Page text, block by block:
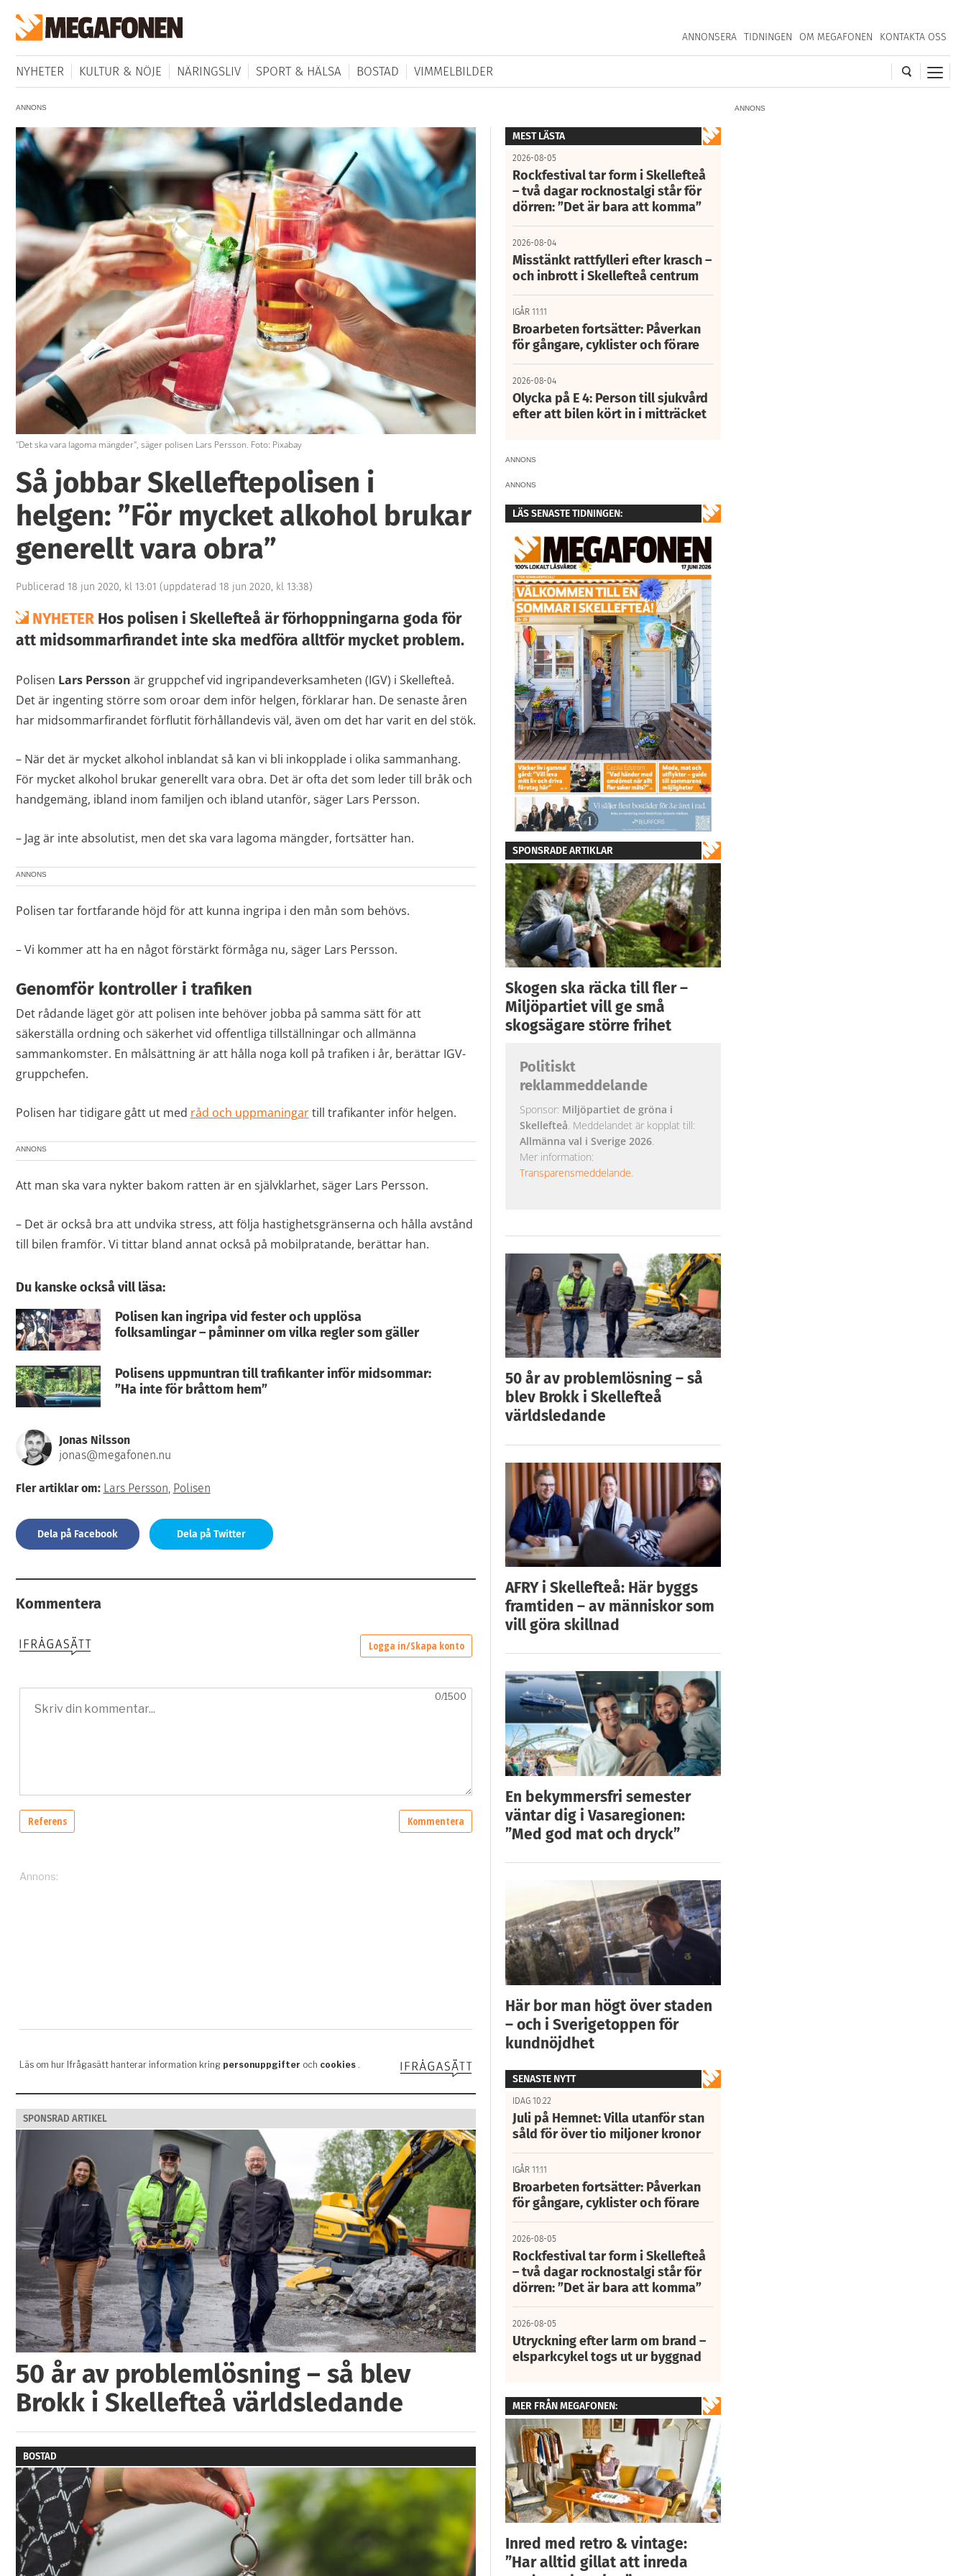
ANNONSERA TIDNINGEN OM MEGAFONEN KONTAKTA OSS
NYHETER KULTUR & NÖJE NÄRINGSLIV SPORT & HÄLSA BOSTAD VIMMELBILDER
ANNONS
ANNONS
"Det ska vara lagoma mängder", säger polisen Lars Persson. Foto: Pixabay
Så jobbar Skelleftepolisen i
helgen: ”För mycket alkohol brukar
generellt vara obra”
Publicerad 18 jun 2020, kl 13:01 (uppdaterad 18 jun 2020, kl 13:38)
NYHETERHos polisen i Skellefteå är förhoppningarna goda för
att midsommarfirandet inte ska medföra alltför mycket problem.
Polisen Lars Persson är gruppchef vid ingripandeverksamheten (IGV) i Skellefteå.
Det är ingenting större som oroar dem inför helgen, förklarar han. De senaste åren
har midsommarfirandet förflutit förhållandevis väl, även om det har varit en del stök.
– När det är mycket alkohol inblandat så kan vi bli inkopplade i olika sammanhang.
För mycket alkohol brukar generellt vara obra. Det är ofta det som leder till bråk och
handgemäng, ibland inom familjen och ibland utanför, säger Lars Persson.
– Jag är inte absolutist, men det ska vara lagoma mängder, fortsätter han.
ANNONS
Polisen tar fortfarande höjd för att kunna ingripa i den mån som behövs.
– Vi kommer att ha en något förstärkt förmåga nu, säger Lars Persson.
Genomför kontroller i trafiken
Det rådande läget gör att polisen inte behöver jobba på samma sätt för att
säkerställa ordning och säkerhet vid offentliga tillställningar och allmänna
sammankomster. En målsättning är att hålla noga koll på trafiken i år, berättar IGV-
gruppchefen.
Polisen har tidigare gått ut med råd och uppmaningartill trafikanter inför helgen.
ANNONS
Att man ska vara nykter bakom ratten är en självklarhet, säger Lars Persson.
– Det är också bra att undvika stress, att följa hastighetsgränserna och hålla avstånd
till bilen framför. Vi tittar bland annat också på mobilpratande, berättar han.
Du kanske också vill läsa:
Polisen kan ingripa vid fester och upplösa
folksamlingar – påminner om vilka regler som gäller
Polisens uppmuntran till trafikanter inför midsommar:
”Ha inte för bråttom hem”
Jonas Nilsson
jonas@megafonen.nu
Fler artiklar om: Lars Persson, Polisen
Dela på Facebook Dela på Twitter
Kommentera
SPONSRAD ARTIKEL
50 år av problemlösning – så blev
Brokk i Skellefteå världsledande
BOSTAD
MEST LÄSTA
2026-08-05
Rockfestival tar form i Skellefteå
– två dagar rocknostalgi står för
dörren: ”Det är bara att komma”
2026-08-04
Misstänkt rattfylleri efter krasch –
och inbrott i Skellefteå centrum
IGÅR 11:11
Broarbeten fortsätter: Påverkan
för gångare, cyklister och förare
2026-08-04
Olycka på E 4: Person till sjukvård
efter att bilen kört in i mitträcket
ANNONS
ANNONS
LÄS SENASTE TIDNINGEN:
SPONSRADE ARTIKLAR
Skogen ska räcka till fler –
Miljöpartiet vill ge små
skogsägare större frihet
Politiskt
reklammeddelande
Sponsor: Miljöpartiet de gröna i
Skellefteå. Meddelandet är kopplat till:
Allmänna val i Sverige 2026.
Mer information:
Transparensmeddelande.
50 år av problemlösning – så
blev Brokk i Skellefteå
världsledande
AFRY i Skellefteå: Här byggs
framtiden – av människor som
vill göra skillnad
En bekymmersfri semester
väntar dig i Vasaregionen:
”Med god mat och dryck”
Här bor man högt över staden
– och i Sverigetoppen för
kundnöjdhet
SENASTE NYTT
IDAG 10:22
Juli på Hemnet: Villa utanför stan
såld för över tio miljoner kronor
IGÅR 11:11
Broarbeten fortsätter: Påverkan
för gångare, cyklister och förare
2026-08-05
Rockfestival tar form i Skellefteå
– två dagar rocknostalgi står för
dörren: ”Det är bara att komma”
2026-08-05
Utryckning efter larm om brand –
elsparkcykel togs ut ur byggnad
MER FRÅN MEGAFONEN:
Inred med retro & vintage:
”Har alltid gillat att inreda